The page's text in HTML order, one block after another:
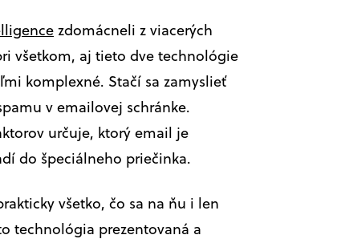
zdomácneli z viacerých
všetkom, aj tieto dve technológie
komplexné. Stačí sa zamyslieť
v emailovej schránke.
určuje, ktorý email je
do špeciálneho priečinka.
všetko, čo sa na ňu i len
technológia prezentovaná a